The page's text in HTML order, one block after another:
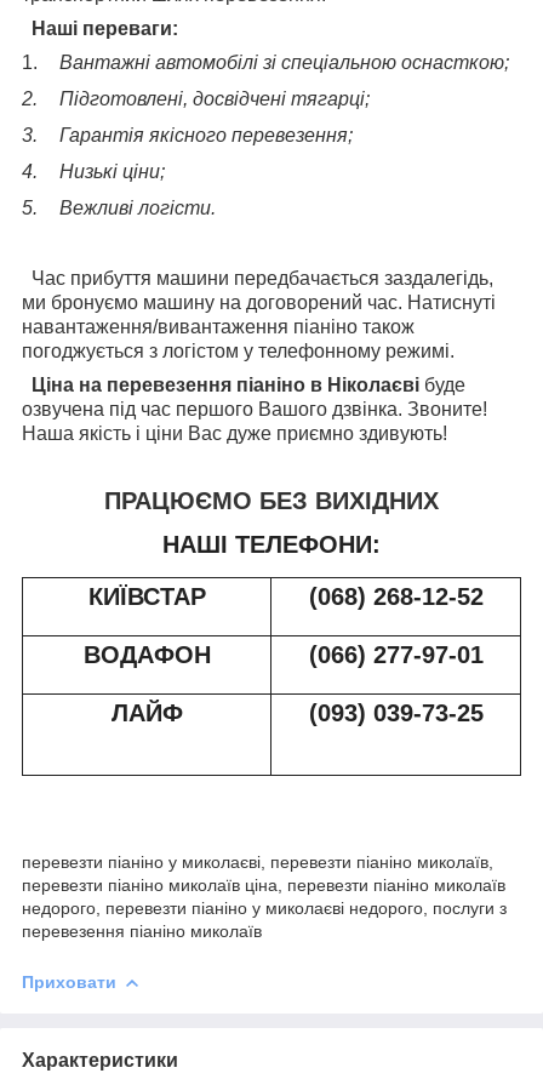
Наші переваги:
1.
Вантажні автомобілі зі спеціальною оснасткою;
2.
Підготовлені, досвідчені тягарці;
3.
Гарантія якісного перевезення;
4.
Низькі ціни;
5.
Вежливі логісти.
Час прибуття машини передбачається заздалегідь,
ми бронуємо машину на договорений час. Натиснуті
навантаження/вивантаження піаніно також
погоджується з логістом у телефонному режимі.
Ціна на перевезення піаніно в Ніколаєві буде
озвучена під час першого Вашого дзвінка. Звоните!
Наша якість і ціни Вас дуже приємно здивують!
ПРАЦЮЄМО БЕЗ ВИХІДНИХ
НАШІ ТЕЛЕФОНИ:
КИЇВСТАР
(068) 268-12-52
ВОДАФОН (066) 277-97-01
ЛАЙФ (093) 039-73-25
перевезти піаніно у миколаєві, перевезти піаніно миколаїв,
перевезти піаніно миколаїв ціна, перевезти піаніно миколаїв
недорого, перевезти піаніно у миколаєві недорого, послуги з
перевезення піаніно миколаїв
Приховати
Характеристики